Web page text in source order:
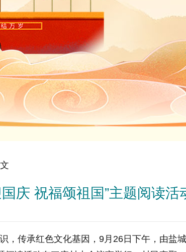
庆 祝福颂祖国”主题阅读活
，传承红色文化基因，9月26日下午，由盐